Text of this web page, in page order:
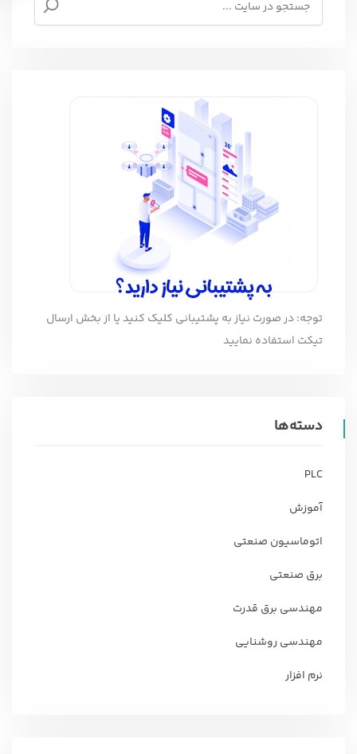
توجه: در صورت نیاز به پشتیبانی کلیک کنید یا از بخش ارسال
تیکت استفاده نمایید
دسته‌ها
PLC
آموزش
اتوماسیون صنعتی
برق صنعتی
مهندسی برق قدرت
مهندسی روشنایی
نرم افزار